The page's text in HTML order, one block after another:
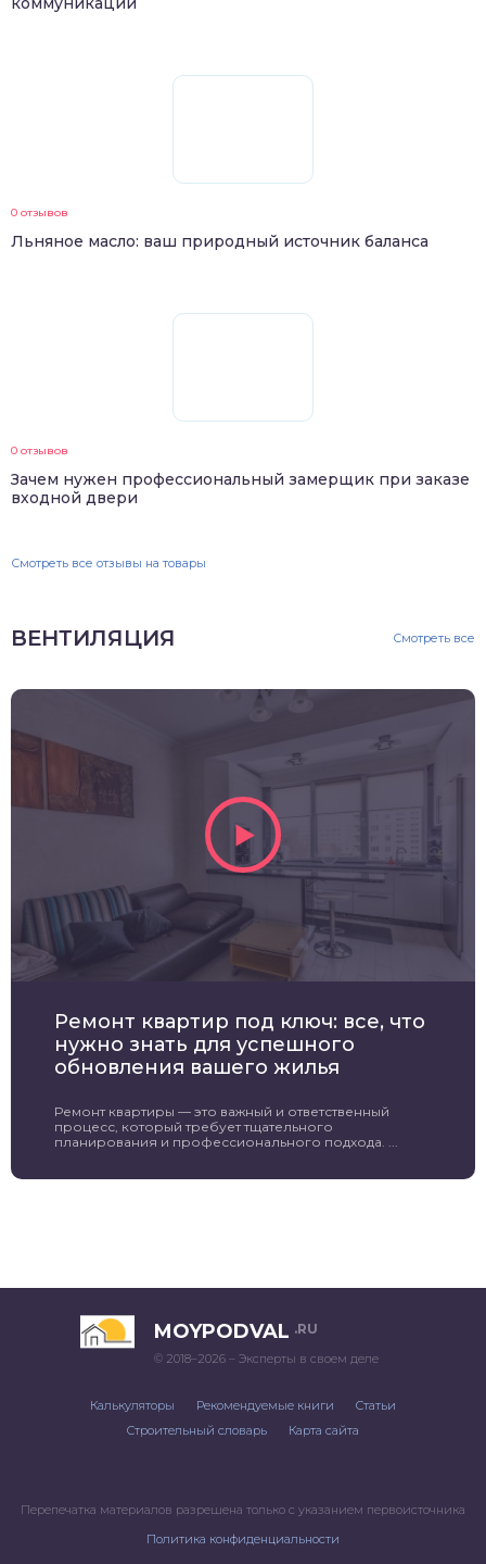
0 отзывов
Льняное масло: ваш природный источник баланса
0 отзывов
Зачем нужен профессиональный замерщик при заказе
входной двери
Смотреть все отзывы на товары
ВЕНТИЛЯЦИЯ Смотреть все
Ремонт квартир под ключ: все, что
нужно знать для успешного
обновления вашего жилья
Ремонт квартиры — это важный и ответственный
процесс, который требует тщательного
планирования и профессионального подхода. ...
MOYPODVAL .RU
© 2018–2026 – Эксперты в своем деле
Калькуляторы Рекомендуемые книги
Статьи
Строительный словарь
Карта сайта
Перепечатка материалов разрешена только с указанием первоисточника
Политика конфиденциальности